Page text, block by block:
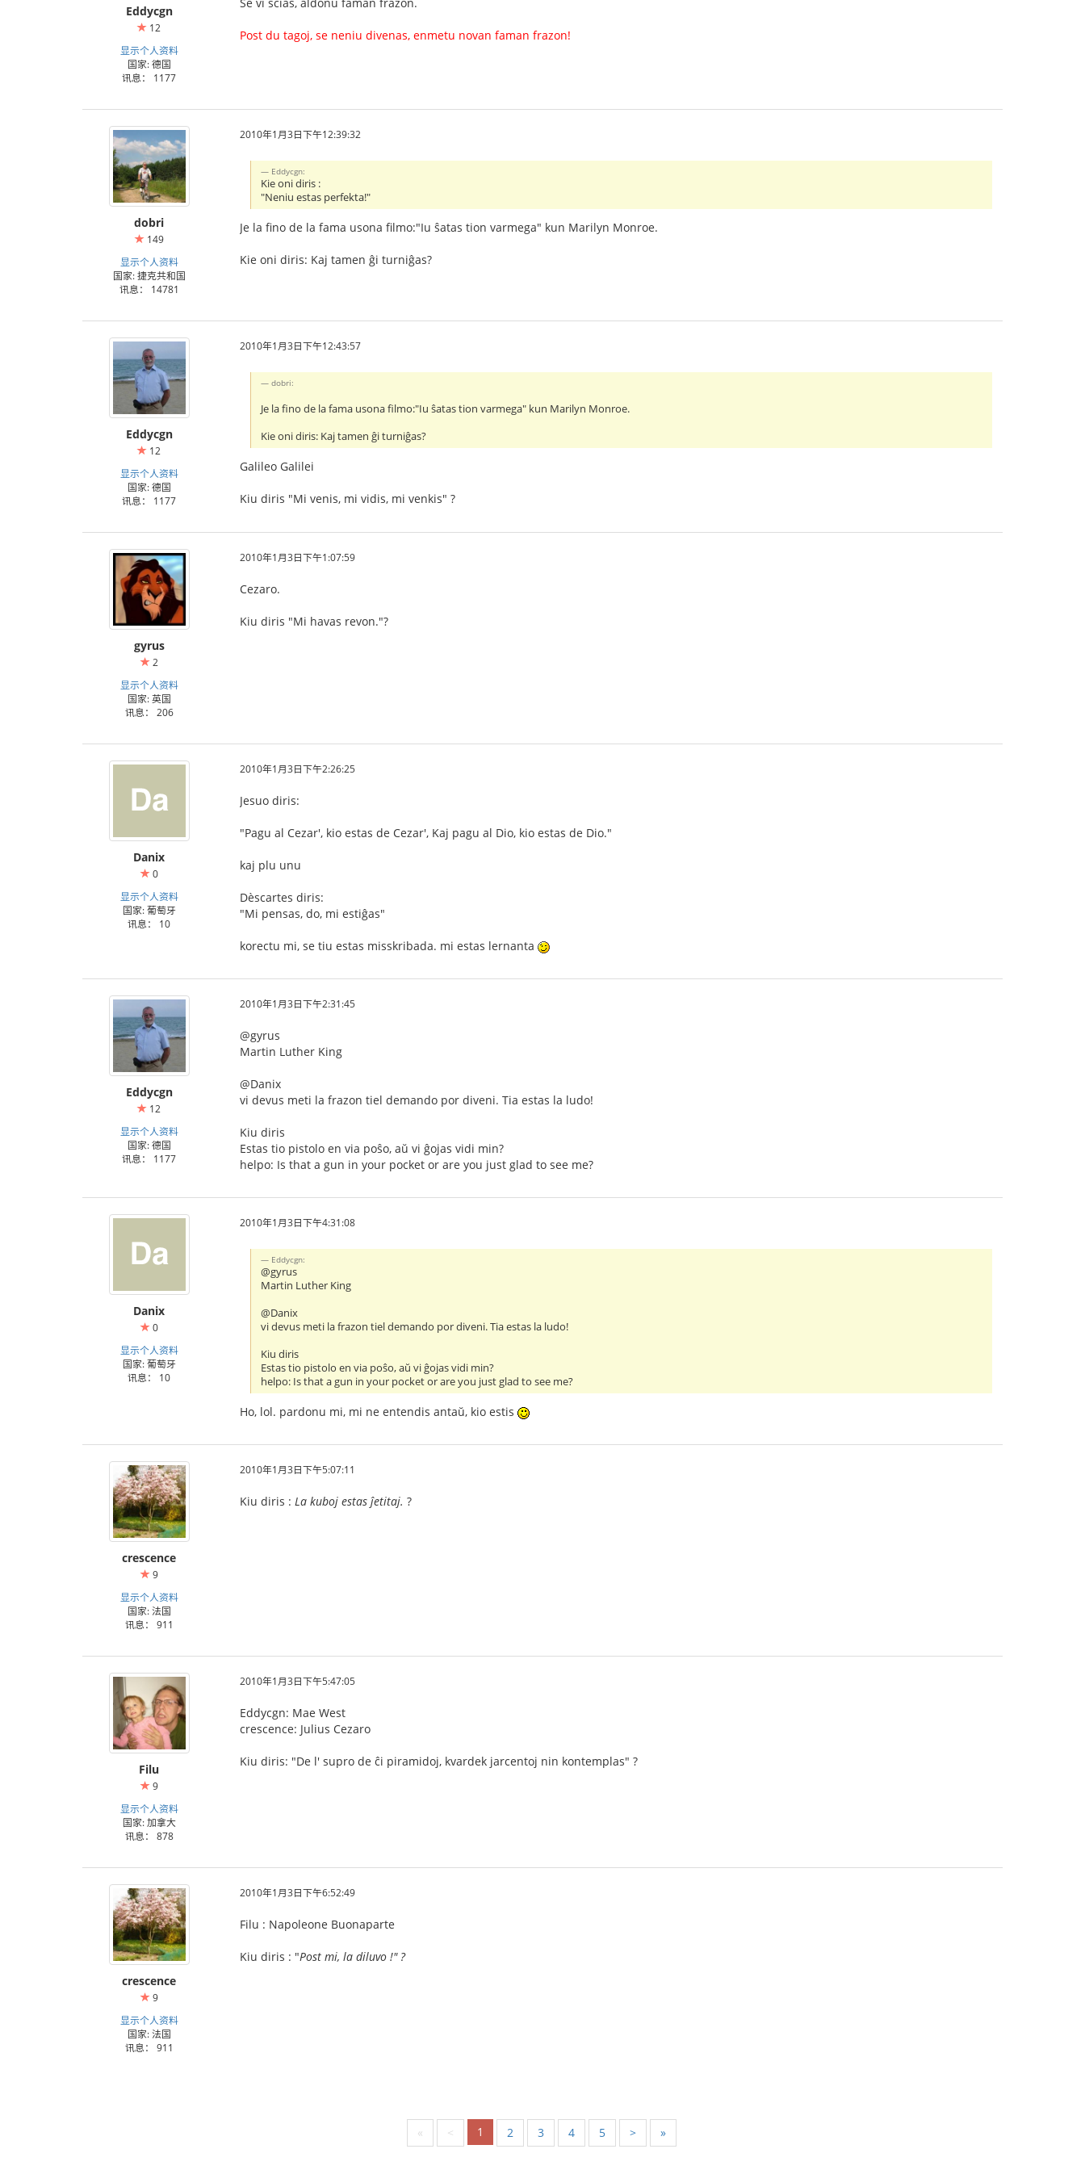
Eddycgn
12
显示个人资料
国家: 德国
讯息： 1177
Post du tagoj, se neniu divenas, enmetu novan faman frazon!
dobri
149
显示个人资料
国家: 捷克共和国
讯息： 14781
2010年1月3日下午12:39:32
Eddycgn:
Kie oni diris :
"Neniu estas perfekta!"
Je la fino de la fama usona filmo:"Iu ŝatas tion varmega" kun Marilyn Monroe.
Kie oni diris: Kaj tamen ĝi turniĝas?
Eddycgn
12
显示个人资料
国家: 德国
讯息： 1177
2010年1月3日下午12:43:57
dobri:
Je la fino de la fama usona filmo:"Iu ŝatas tion varmega" kun Marilyn Monroe.
Kie oni diris: Kaj tamen ĝi turniĝas?
Galileo Galilei
Kiu diris "Mi venis, mi vidis, mi venkis" ?
gyrus
2
显示个人资料
国家: 英国
讯息： 206
2010年1月3日下午1:07:59
Cezaro.
Kiu diris "Mi havas revon."?
Danix
0
显示个人资料
国家: 葡萄牙
讯息： 10
2010年1月3日下午2:26:25
Jesuo diris:
"Pagu al Cezar', kio estas de Cezar', Kaj pagu al Dio, kio estas de Dio."
kaj plu unu
Dèscartes diris:
"Mi pensas, do, mi estiĝas"
korectu mi, se tiu estas misskribada. mi estas lernanta
Eddycgn
12
显示个人资料
国家: 德国
讯息： 1177
2010年1月3日下午2:31:45
@gyrus
Martin Luther King
@Danix
vi devus meti la frazon tiel demando por diveni. Tia estas la ludo!
Kiu diris
Estas tio pistolo en via poŝo, aŭ vi ĝojas vidi min?
helpo: Is that a gun in your pocket or are you just glad to see me?
Danix
0
显示个人资料
国家: 葡萄牙
讯息： 10
2010年1月3日下午4:31:08
Eddycgn:
@gyrus
Martin Luther King
@Danix
vi devus meti la frazon tiel demando por diveni. Tia estas la ludo!
Kiu diris
Estas tio pistolo en via poŝo, aŭ vi ĝojas vidi min?
helpo: Is that a gun in your pocket or are you just glad to see me?
Ho, lol. pardonu mi, mi ne entendis antaŭ, kio estis
crescence
9
显示个人资料
国家: 法国
讯息： 911
2010年1月3日下午5:07:11
Kiu diris : La kuboj estas ĵetitaj. ?
Filu
9
显示个人资料
国家: 加拿大
讯息： 878
2010年1月3日下午5:47:05
Eddycgn: Mae West
crescence: Julius Cezaro
Kiu diris: "De l' supro de ĉi piramidoj, kvardek jarcentoj nin kontemplas" ?
crescence
9
显示个人资料
国家: 法国
讯息： 911
2010年1月3日下午6:52:49
Filu : Napoleone Buonaparte
Kiu diris : "Post mi, la diluvo !" ?
« < 1 2 3 4 5 > »